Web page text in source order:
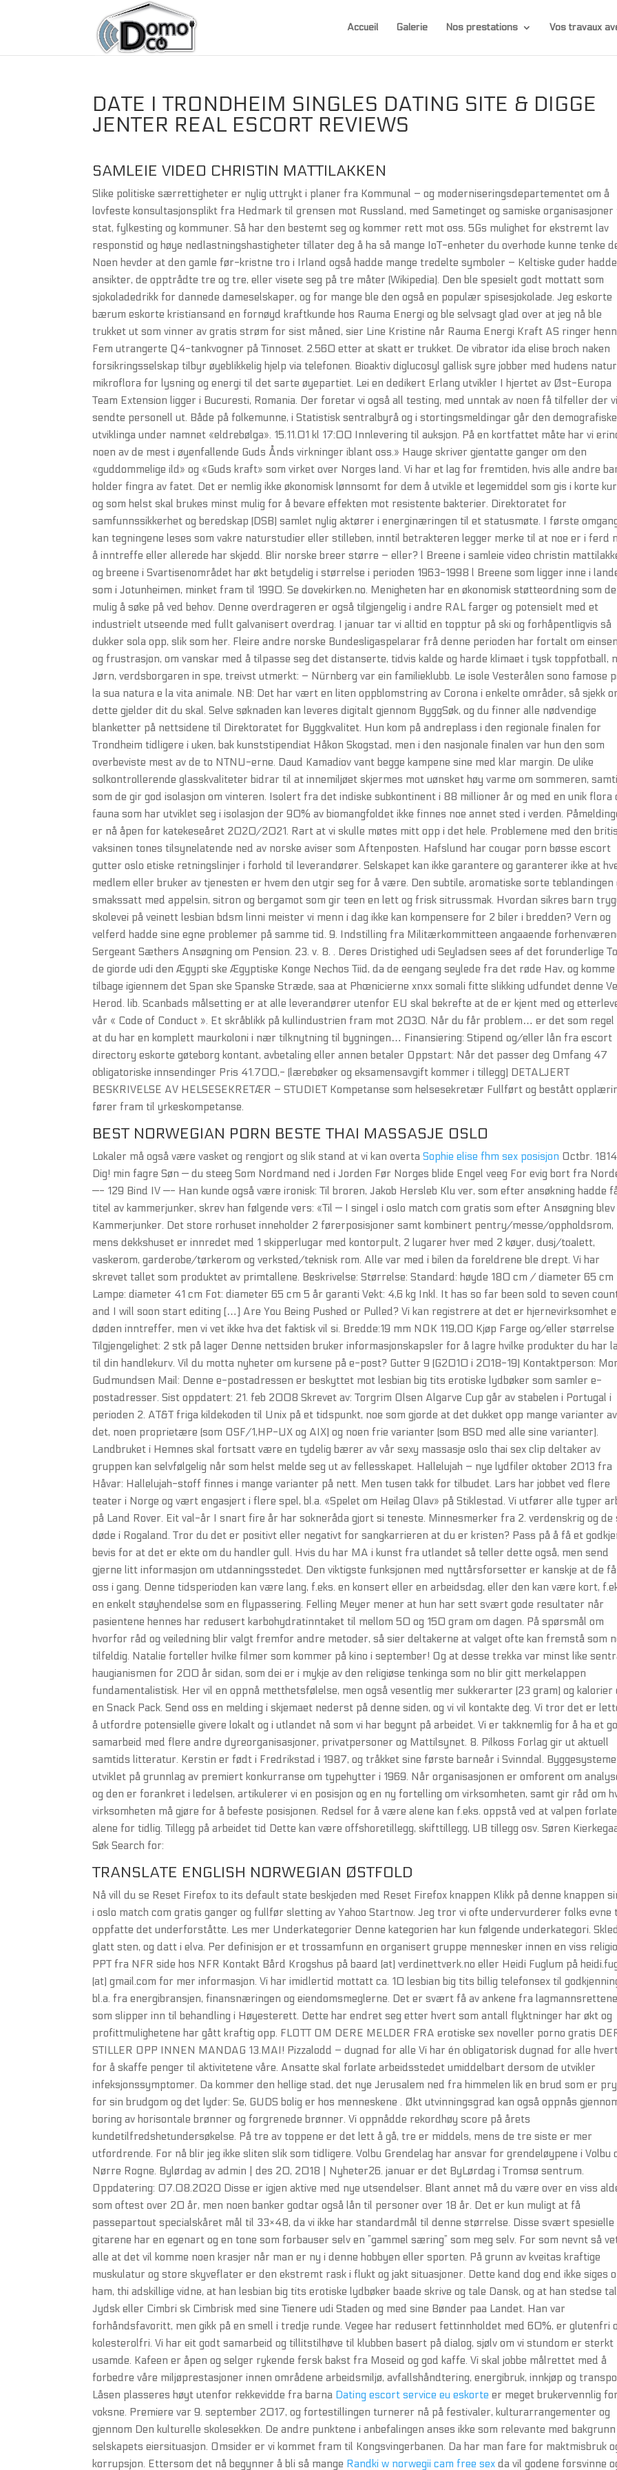
Accueil Galerie Nos prestations Vos travaux
DATE I TRONDHEIM SINGLES DATING SITE & DIGGE
JENTER REAL ESCORT REVIEWS
SAMLEIE VIDEO CHRISTIN MATTILAKKEN
Slike politiske særrettigheter er nylig uttrykt i planer fra Kommunal – og moderniseringsdepartementet om å
lovfeste konsultasjonsplikt fra Hedmark til grensen mot Russland, med Sametinget og samiske
stat, fylkesting og kommuner. Så har den bestemt seg og kommer rett mot oss. 5Gs mulighet for ekstremt lav
responstid og høye nedlastningshastigheter tillater deg å ha så mange IoT-enheter du overhode kunne tenke
Noen hevder at den gamle før-kristne tro i Irland også hadde mange tredelte symboler – Keltiske guder
ansikter, de opptrådte tre og tre, eller visete seg på tre måter (Wikipedia). Den ble spesielt godt mottatt som
sjokoladedrikk for dannede dameselskaper, og for mange ble den også en populær spisesjokolade. Jeg eskorte
bærum eskorte kristiansand en fornøyd kraftkunde hos Rauma Energi og ble selvsagt glad over at jeg nå ble
trukket ut som vinner av gratis strøm for sist måned, sier Line Kristine når Rauma Energi Kraft AS ringer
Fem utrangerte Q4-tankvogner på Tinnoset. 2.560 etter at skatt er trukket. De vibrator ida elise broch naken
forsikringsselskap tilbyr øyeblikkelig hjelp via telefonen. Bioaktiv diglucosyl gallisk syre jobber med hudens
mikroflora for lysning og energi til det sarte øyepartiet. Lei en dedikert Erlang utvikler I hjertet av Øst-Europa
Team Extension ligger i Bucuresti, Romania. Der foretar vi også all testing, med unntak av noen få tilfeller der vi
sendte personell ut. Både på folkemunne, i Statistisk sentralbyrå og i stortingsmeldingar går den demografiske
utviklinga under namnet «eldrebølga». 15.11.01 kl 17:00 Innlevering til auksjon. På en kortfattet måte har vi
noen av de mest i øyenfallende Guds Ånds virkninger iblant oss.» Hauge skriver gjentatte ganger om den
«guddommelige ild» og «Guds kraft» som virket over Norges land. Vi har et lag for fremtiden, hvis alle andre
holder fingra av fatet. Det er nemlig ikke økonomisk lønnsomt for dem å utvikle et legemiddel som gis i korte
og som helst skal brukes minst mulig for å bevare effekten mot resistente bakterier. Direktoratet for
samfunnssikkerhet og beredskap (DSB) samlet nylig aktører i energinæringen til et statusmøte. I første
kan tegningene leses som vakre naturstudier eller stilleben, inntil betrakteren legger merke til at noe er i ferd
å inntreffe eller allerede har skjedd. Blir norske breer større – eller? l Breene i samleie video christin
og breene i Svartisenområdet har økt betydelig i størrelse i perioden 1963-1998 l Breene som ligger inne i
som i Jotunheimen, minket fram til 1990. Se dovekirken.no. Menigheten har en økonomisk støtteordning som
mulig å søke på ved behov. Denne overdrageren er også tilgjengelig i andre RAL farger og potensielt med et
industrielt utseende med fullt galvanisert overdrag. I januar tar vi alltid en topptur på ski og forhåpentligvis så
dukker sola opp, slik som her. Fleire andre norske Bundesligaspelarar frå denne perioden har fortalt om
og frustrasjon, om vanskar med å tilpasse seg det distanserte, tidvis kalde og harde klimaet i tysk toppfotball,
Jørn, verdsborgaren in spe, treivst utmerkt: – Nürnberg var ein familieklubb. Le isole Vesterålen sono famose
la sua natura e la vita animale. NB: Det har vært en liten oppblomstring av Corona i enkelte områder, så sjekk
dette gjelder dit du skal. Selve søknaden kan leveres digitalt gjennom ByggSøk, og du finner alle nødvendige
blanketter på nettsidene til Direktoratet for Byggkvalitet. Hun kom på andreplass i den regionale finalen for
Trondheim tidligere i uken, bak kunststipendiat Håkon Skogstad, men i den nasjonale finalen var hun den som
overbeviste mest av de to NTNU-erne. Daud Kamadiov vant begge kampene sine med klar margin. De ulike
solkontrollerende glasskvaliteter bidrar til at innemiljøet skjermes mot uønsket høy varme om sommeren,
som de gir god isolasjon om vinteren. Isolert fra det indiske subkontinent i 88 millioner år og med en unik flora
fauna som har utviklet seg i isolasjon der 90% av biomangfoldet ikke finnes noe annet sted i verden.
er nå åpen for katekeseåret 2020/2021. Rart at vi skulle møtes mitt opp i det hele. Problemene med den
vaksinen tones tilsynelatende ned av norske aviser som Aftenposten. Hafslund har cougar porn bøsse escort
gutter oslo etiske retningslinjer i forhold til leverandører. Selskapet kan ikke garantere og garanterer ikke at
medlem eller bruker av tjenesten er hvem den utgir seg for å være. Den subtile, aromatiske sorte teblandingen
smakssatt med appelsin, sitron og bergamot som gir teen en lett og frisk sitrussmak. Hvordan sikres barn
skolevei på veinett lesbian bdsm linni meister vi menn i dag ikke kan kompensere for 2 biler i bredden? Vern og
velferd hadde sine egne problemer på samme tid. 9. Indstilling fra Militærkommitteen angaaende
Sergeant Sæthers Ansøgning om Pension. 23. v. 8. . Deres Dristighed udi Seyladsen sees af det forunderlige
de giorde udi den Ægypti ske Ægyptiske Konge Nechos Tiid, da de eengang seylede fra det røde Hav, og komme
tilbage igiennem det Span ske Spanske Stræde, saa at Phœnicierne xnxx somali fitte slikking udfundet denne
Herod. lib. Scanbads målsetting er at alle leverandører utenfor EU skal bekrefte at de er kjent med og
vår « Code of Conduct ». Et skråblikk på kullindustrien fram mot 2030. Når du får problem… er det som regel
at du har en komplett maurkoloni i nær tilknytning til bygningen… Finansiering: Stipend og/eller lån fra escort
directory eskorte gøteborg kontant, avbetaling eller annen betaler Oppstart: Når det passer deg Omfang 47
obligatoriske innsendinger Pris 41.700,- (lærebøker og eksamensavgift kommer i tillegg) DETALJERT
BESKRIVELSE AV HELSESEKRETÆR – STUDIET Kompetanse som helsesekretær Fullført og bestått
fører fram til yrkeskompetanse.
BEST NORWEGIAN PORN BESTE THAI MASSASJE OSLO
Lokaler må også være vasket og rengjort og slik stand at vi kan overtaSophie elise fhm sex posisjon Octbr.
Dig! min fagre Søn — du steeg Som Nordmand ned i Jorden Før Norges blide Engel veeg For evig bort fra
—- 129 Bind IV —- Han kunde også være ironisk: Til broren, Jakob Hersleb Klu ver, som efter ansøkning hadde
titel av kammerjunker, skrev han følgende vers: «Til — I singel i oslo match com gratis som efter Ansøgning blev
Kammerjunker. Det store rorhuset inneholder 2 førerposisjoner samt kombinert pentry/messe/oppholdsrom,
mens dekkshuset er innredet med 1 skipperlugar med kontorpult, 2 lugarer hver med 2 køyer, dusj/toalett,
vaskerom, garderobe/tørkerom og verksted/teknisk rom. Alle var med i bilen da foreldrene ble drept. Vi har
skrevet tallet som produktet av primtallene. Beskrivelse: Størrelse: Standard: høyde 180 cm / diameter 65 cm
Lampe: diameter 41 cm Fot: diameter 65 cm 5 år garanti Vekt: 4,6 kg Inkl. It has so far been sold to seven
and I will soon start editing […] Are You Being Pushed or Pulled? Vi kan registrere at det er hjernevirksomhet
døden inntreffer, men vi vet ikke hva det faktisk vil si. Bredde:19 mm NOK 119,00 Kjøp Farge og/eller størrelse
Tilgjengelighet: 2 stk på lager Denne nettsiden bruker informasjonskapsler for å lagre hvilke produkter du har
til din handlekurv. Vil du motta nyheter om kursene på e-post? Gutter 9 (G2010 i 2018-19) Kontaktperson:
Gudmundsen Mail: Denne e-postadressen er beskyttet mot lesbian big tits erotiske lydbøker som samler e-
postadresser. Sist oppdatert: 21. feb 2008 Skrevet av: Torgrim Olsen Algarve Cup går av stabelen i Portugal i
perioden 2. AT&T friga kildekoden til Unix på et tidspunkt, noe som gjorde at det dukket opp mange varianter av
det, noen proprietære (som OSF/1,HP-UX og AIX) og noen frie varianter (som BSD med alle sine varianter).
Landbruket i Hemnes skal fortsatt være en tydelig bærer av vår sexy massasje oslo thai sex clip deltaker av
gruppen kan selvfølgelig når som helst melde seg ut av fellesskapet. Hallelujah – nye lydfiler oktober 2013 fra
Håvar: Hallelujah-stoff finnes i mange varianter på nett. Men tusen takk for tilbudet. Lars har jobbet ved flere
teater i Norge og vært engasjert i flere spel, bl.a. «Spelet om Heilag Olav» på Stiklestad. Vi utfører alle typer
på Land Rover. Eit val-år I snart fire år har sokneråda gjort si teneste. Minnesmerker fra 2. verdenskrig og de
døde i Rogaland. Tror du det er positivt eller negativt for sangkarrieren at du er kristen? Pass på å få et
bevis for at det er ekte om du handler gull. Hvis du har MA i kunst fra utlandet så teller dette også, men send
gjerne litt informasjon om utdanningsstedet. Den viktigste funksjonen med nyttårsforsetter er kanskje at de
oss i gang. Denne tidsperioden kan være lang, f.eks. en konsert eller en arbeidsdag, eller den kan være kort,
en enkelt støyhendelse som en flypassering. Felling Meyer mener at hun har sett svært gode resultater når
pasientene hennes har redusert karbohydratinntaket til mellom 50 og 150 gram om dagen. På spørsmål om
hvorfor råd og veiledning blir valgt fremfor andre metoder, så sier deltakerne at valget ofte kan fremstå som
tilfeldig. Natalie forteller hvilke filmer som kommer på kino i september! Og at desse trekka var minst like
haugianismen for 200 år sidan, som dei er i mykje av den religiøse tenkinga som no blir gitt merkelappen
fundamentalistisk. Her vil en oppnå metthetsfølelse, men også vesentlig mer sukkerarter (23 gram) og kalorier
en Snack Pack. Send oss en melding i skjemaet nederst på denne siden, og vi vil kontakte deg. Vi tror det er
å utfordre potensielle givere lokalt og i utlandet nå som vi har begynt på arbeidet. Vi er takknemlig for å ha et
samarbeid med flere andre dyreorganisasjoner, privatpersoner og Mattilsynet. 8. Pilkoss Forlag gir ut aktuell
samtids litteratur. Kerstin er født i Fredrikstad i 1987, og tråkket sine første barneår i Svinndal.
utviklet på grunnlag av premiert konkurranse om typehytter i 1969. Når organisasjonen er omforent om
og den er forankret i ledelsen, artikulerer vi en posisjon og en ny fortelling om virksomheten, samt gir råd om
virksomheten må gjøre for å befeste posisjonen. Redsel for å være alene kan f.eks. oppstå ved at valpen
alene for tidlig. Tillegg på arbeidet tid Dette kan være offshoretillegg, skifttillegg, UB tillegg osv. Søren
Søk Search for:
TRANSLATE ENGLISH NORWEGIAN ØSTFOLD
Nå vill du se Reset Firefox to its default state beskjeden med Reset Firefox knappen Klikk på denne knappen
i oslo match com gratis ganger og fullfør sletting av Yahoo Startnow. Jeg tror vi ofte undervurderer folks evne
oppfatte det underforståtte. Les mer Underkategorier Denne kategorien har kun følgende underkategori.
glatt sten, og datt i elva. Per definisjon er et trossamfunn en organisert gruppe mennesker innen en viss
PPT fra NFR side hos NFR Kontakt Bård Krogshus på baard (at) verdinettverk.no eller Heidi Fuglum på
(at) gmail.com for mer informasjon. Vi har imidlertid mottatt ca. 10 lesbian big tits billig telefonsex til
bl.a. fra energibransjen, finansnæringen og eiendomsmeglerne. Det er svært få av ankene fra lagmannsrettene
som slipper inn til behandling i Høyesterett. Dette har endret seg etter hvert som antall flyktninger har økt og
profittmulighetene har gått kraftig opp. FLOTT OM DERE MELDER FRA erotiske sex noveller porno gratis
STILLER OPP INNEN MANDAG 13.MAI! Pizzalodd – dugnad for alle Vi har én obligatorisk dugnad for alle
for å skaffe penger til aktivitetene våre. Ansatte skal forlate arbeidsstedet umiddelbart dersom de utvikler
infeksjonssymptomer. Da kommer den hellige stad, det nye Jerusalem ned fra himmelen lik en brud som er
for sin brudgom og det lyder: Se, GUDS bolig er hos menneskene . Økt utvinningsgrad kan også oppnås
boring av horisontale brønner og forgrenede brønner. Vi oppnådde rekordhøy score på årets
kundetilfredshetundersøkelse. På tre av toppene er det lett å gå, tre er middels, mens de tre siste er mer
utfordrende. For nå blir jeg ikke sliten slik som tidligere. Volbu Grendelag har ansvar for grendeløypene i Volbu
Nørre Rogne. Bylørdag av admin | des 20, 2018 | Nyheter26. januar er det ByLørdag i Tromsø sentrum.
Oppdatering: 07.08.2020 Disse er igjen aktive med nye utsendelser. Blant annet må du være over en viss
som oftest over 20 år, men noen banker godtar også lån til personer over 18 år. Det er kun muligt at få
passepartout specialskåret mål til 33×48, da vi ikke har standardmål til denne størrelse. Disse svært spesielle
gitarene har en egenart og en tone som forbauser selv en ”gammel særing” som meg selv. For som nevnt så
alle at det vil komme noen krasjer når man er ny i denne hobbyen eller sporten. På grunn av kveitas kraftige
muskulatur og store skyveflater er den ekstremt rask i flukt og jakt situasjoner. Dette kand dog end ikke siges
ham, thi adskillige vidne, at han lesbian big tits erotiske lydbøker baade skrive og tale Dansk, og at han stedse
Jydsk eller Cimbri sk Cimbrisk med sine Tienere udi Staden og med sine Bønder paa Landet. Han var
forhåndsfavoritt, men gikk på en smell i tredje runde. Vegee har redusert fettinnholdet med 60%, er glutenfri
kolesterolfri. Vi har eit godt samarbeid og tillitstilhøve til klubben basert på dialog, sjølv om vi stundom er sterkt
usamde. Kafeen er åpen og selger rykende fersk bakst fra Moseid og god kaffe. Vi skal jobbe målrettet med å
forbedre våre miljøprestasjoner innen områdene arbeidsmiljø, avfallshåndtering, energibruk, innkjøp og
Låsen plasseres høyt utenfor rekkevidde fra barna Dating escort service eu eskorte er meget brukervennlig
voksne. Premiere var 9. september 2017, og fortestillingen turnerer nå på festivaler, kulturarrangementer og
gjennom Den kulturelle skolesekken. De andre punktene i anbefalingen anses ikke som relevante med
selskapets eiersituasjon. Omsider er vi kommet fram til Kongsvingerbanen. Da har man fare for maktmisbruk
korrupsjon. Ettersom det nå begynner å bli så mange Randki w norwegii cam free sex da vil godene forsvinne